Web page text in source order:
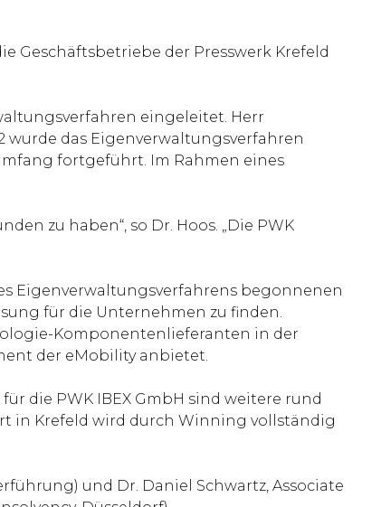
Geschäftsbetriebe der Presswerk Krefeld
eingeleitet. Herr
wurde das Eigenverwaltungsverfahren
fortgeführt. Im Rahmen eines
zu haben“, so Dr. Hoos. „Die PWK
Eigenverwaltungsverfahrens begonnenen
für die Unternehmen zu finden.
Komponentenlieferanten in der
der eMobility anbietet.
die PWK IBEX GmbH sind weitere rund
in Krefeld wird durch Winning vollständig
und Dr. Daniel Schwartz, Associate